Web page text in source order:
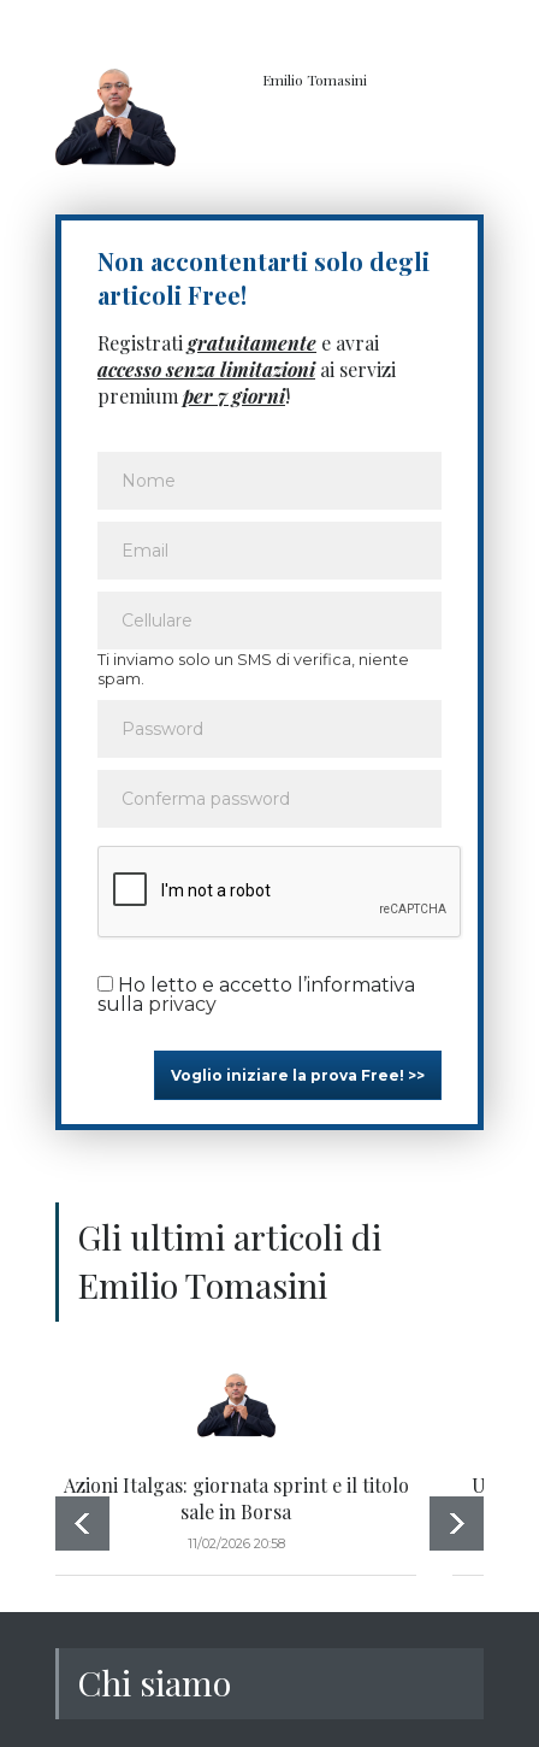
Emilio Tomasini
Non accontentarti solo degli
articoli Free!
Registrati gratuitamente e avrai
accesso senza limitazioniai servizi
premium per 7 giorni!
Ti inviamo solo un SMS di verifica, niente
spam.
Ho letto e accetto l’informativa
sulla privacy
Voglio iniziare la prova Free! >>
Gli ultimi articoli di
Emilio Tomasini
Azioni Italgas: giornata sprint e il titolo
sale in Borsa
11/02/2026 20:58
Una
Chi siamo